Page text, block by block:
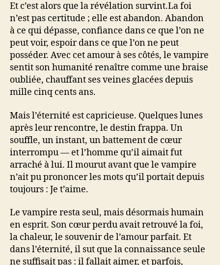
Et c’est alors que la révélation survint.La foi
n’est pas certitude ; elle est abandon. Abandon
à ce qui dépasse, confiance dans ce que l’on ne
peut voir, espoir dans ce que l’on ne peut
posséder. Avec cet amour à ses côtés, le vampire
sentit son humanité renaître comme une braise
oubliée, chauffant ses veines glacées depuis
mille cinq cents ans.
Mais l’éternité est capricieuse. Quelques lunes
après leur rencontre, le destin frappa. Un
souffle, un instant, un battement de cœur
interrompu — et l’homme qu’il aimait fut
arraché à lui. Il mourut avant que le vampire
n’ait pu prononcer les mots qu’il portait depuis
toujours : Je t’aime.
Le vampire resta seul, mais désormais humain
en esprit. Son cœur perdu avait retrouvé la foi,
la chaleur, le souvenir de l’amour parfait. Et
dans l’éternité, il sut que la connaissance seule
ne suffisait pas : il fallait aimer, et parfois,